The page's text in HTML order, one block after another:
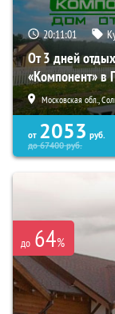
20:11:00
От 3 дней
«Компонент» в
Московская обл.,
от 2053 руб.
до67400руб.
до 64%